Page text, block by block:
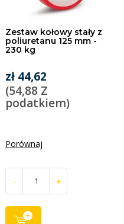
Zestaw kołowy stały z
poliuretanu 125 mm -
230 kg
zł 44,62
(54,88 Z
podatkiem)
Porównaj
- +